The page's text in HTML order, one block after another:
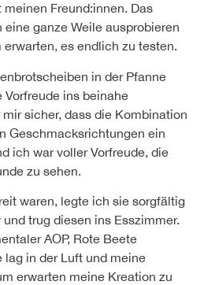
Freund:innen. Das
ganze Weile ausprobieren
es endlich zu testen.
in der Pfanne
ins beinahe
sicher, dass die Kombination
Geschmacksrichtungen ein
ich war voller Vorfreude, die
zu sehen.
waren, legte ich sie sorgfältig
trug diesen ins Esszimmer.
AOP, Rote Beete
lag in der Luft und meine
erwarten meine Kreation zu